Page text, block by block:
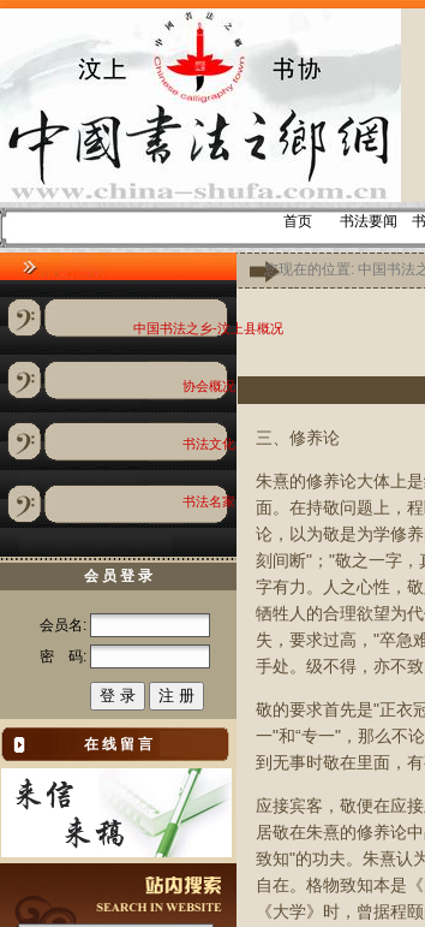
首页 书法要闻
中国书法之乡-汶上县概况
协会概况
书法文化
书法名家
会 员 登 录
会员名:
密 码:
在 线 留 言
您现在的位置: 中国书法
三、修养论
朱熹的修养论大体上
面。在持敬问题上，
论，以为敬是为学修
刻间断"；"敬之一字
字有力。人之心性，
牺牲人的合理欲望为
失，要求过高，"卒急
手处。级不得，亦不
敬的要求首先是"正衣
一"和“专一"，那么不
到无事时敬在里面，
应接宾客，敬便在应
居敬在朱熹的修养论
致知"的功夫。朱熹认
自在。格物致知本是
《大学》时，曾据程